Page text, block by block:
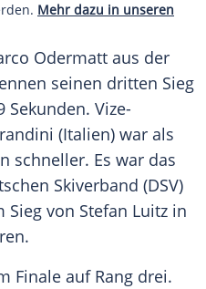
Mehr dazu in unseren
Odermatt aus der
seinen dritten Sieg
Sekunden. Vize-
(Italien) war als
schneller. Es war das
Skiverband (DSV)
von Stefan Luitz in
Finale auf Rang drei.